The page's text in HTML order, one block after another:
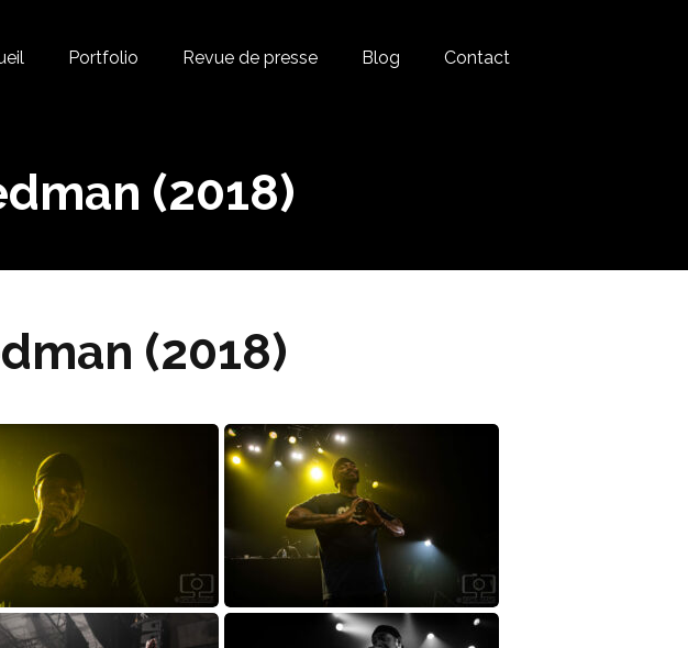
Portfolio Revue de presse Blog Contact
(2018)
(2018)